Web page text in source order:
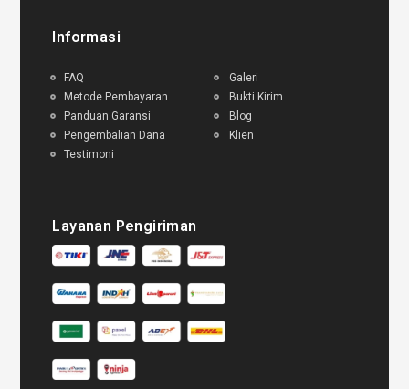
Informasi
FAQ
Metode Pembayaran
Panduan Garansi
Pengembalian Dana
Testimoni
Galeri
Bukti Kirim
Blog
Klien
Layanan Pengiriman